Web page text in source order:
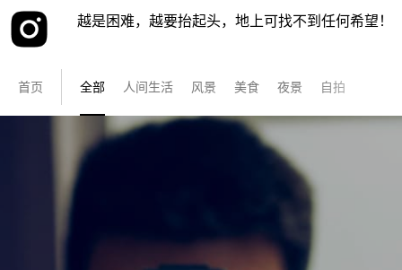
越是困难，越要抬起头，地上可找不到任何希望！
首页 全部 人间生活 风景 美食 夜景 自拍